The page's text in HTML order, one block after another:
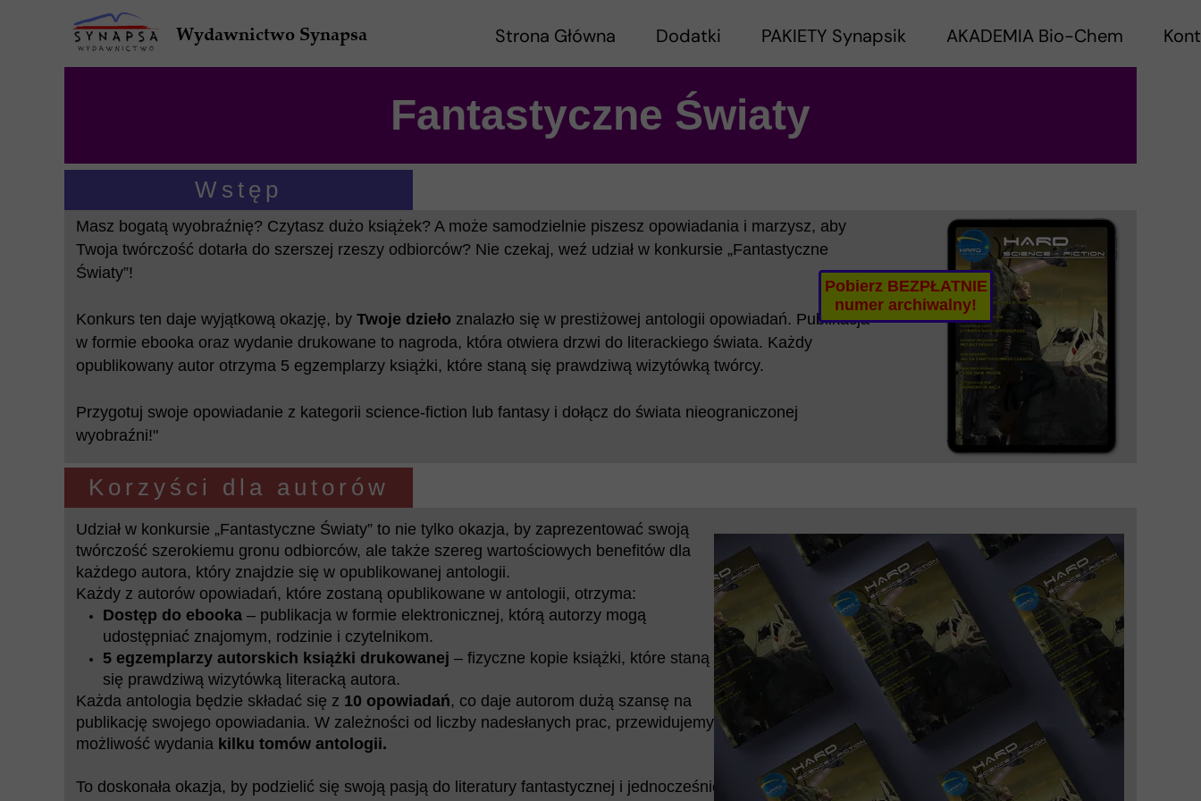
Pobierz BEZPŁATNIE
numer archiwalny!
Udział w konkursie „Fantastyczne Światy” to nie tylko okazja, by zaprezentować swoją
twórczość szerokiemu gronu odbiorców, ale także szereg wartościowych benefitów dla
każdego autora, który znajdzie się w opublikowanej antologii.
Każdy z autorów opowiadań, które zostaną opublikowane w antologii, otrzyma:
Dostęp do ebooka – publikacja w formie elektronicznej, którą autorzy mogą
udostępniać znajomym, rodzinie i czytelnikom.
5 egzemplarzy autorskich książki drukowanej – fizyczne kopie książki, które staną
się prawdziwą wizytówką literacką autora.
Każda antologia będzie składać się z 10 opowiadań, co daje autorom dużą szansę na
publikację swojego opowiadania. W zależności od liczby nadesłanych prac, przewidujemy
możliwość wydania kilku tomów antologii.
To doskonała okazja, by podzielić się swoją pasją do literatury fantastycznej i jednocześnie
Korzyści dla autorów
Masz bogatą wyobraźnię? Czytasz dużo książek? A może samodzielnie piszesz opowiadania i marzysz, aby
Twoja twórczość dotarła do szerszej rzeszy odbiorców? Nie czekaj, weź udział w konkursie „Fantastyczne
Światy”!
Konkurs ten daje wyjątkową okazję, by Twoje dzieło znalazło się w prestiżowej antologii opowiadań. Publikacja
w formie ebooka oraz wydanie drukowane to nagroda, która otwiera drzwi do literackiego świata. Każdy
opublikowany autor otrzyma 5 egzemplarzy książki, które staną się prawdziwą wizytówką twórcy.
Przygotuj swoje opowiadanie z kategorii science-fiction lub fantasy i dołącz do świata nieograniczonej
wyobraźni!"
Fantastyczne Światy
Wstęp
Strona Główna Dodatki PAKIETY Synapsik AKADEMIA Bio-Chem
Wydawnictwo Synapsa